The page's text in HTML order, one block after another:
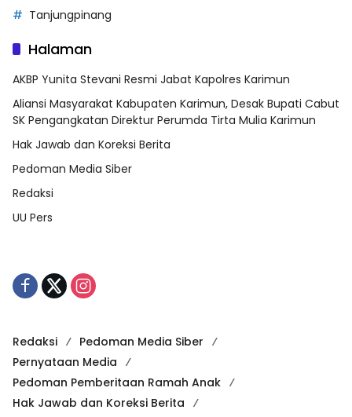
Tanjungpinang
Halaman
AKBP Yunita Stevani Resmi Jabat Kapolres Karimun
Aliansi Masyarakat Kabupaten Karimun, Desak Bupati Cabut
SK Pengangkatan Direktur Perumda Tirta Mulia Karimun
Hak Jawab dan Koreksi Berita
Pedoman Media Siber
Redaksi
UU Pers
Redaksi
Pedoman Media Siber
Pernyataan Media
Pedoman Pemberitaan Ramah Anak
Hak Jawab dan Koreksi Berita